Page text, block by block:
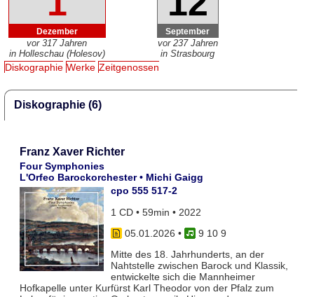
Dezember
vor 317 Jahren
in Holleschau (Holesov)
September
vor 237 Jahren
in Strasbourg
Diskographie Werke Zeitgenossen
Diskographie (6)
Franz Xaver Richter
Four Symphonies
L'Orfeo Barockorchester • Michi Gaigg
cpo 555 517-2
1 CD • 59min • 2022
05.01.2026 •
9 10 9
Mitte des 18. Jahrhunderts, an der
Nahtstelle zwischen Barock und Klassik,
entwickelte sich die Mannheimer
Hofkapelle unter Kurfürst Karl Theodor von der Pfalz zum